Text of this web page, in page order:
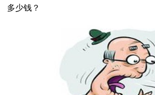
多少钱？